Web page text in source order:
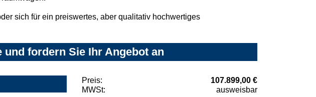
sich für ein preiswertes, aber qualitativ hochwertiges
und fordern Sie Ihr Angebot an
Preis:
107.899,00 €
MWSt:
ausweisbar